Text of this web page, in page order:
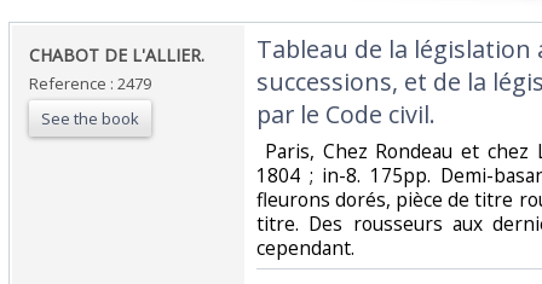
‎CHABOT DE L'ALLIER.‎
Reference : 2479
See the book
‎Tableau de la législation
successions, et de la
par le Code civil.‎
Paris, Chez Rondeau et
1804 ; in-8. 175pp. Demi-
fleurons dorés, pièce de titre
titre. Des rousseurs aux
cependant.‎